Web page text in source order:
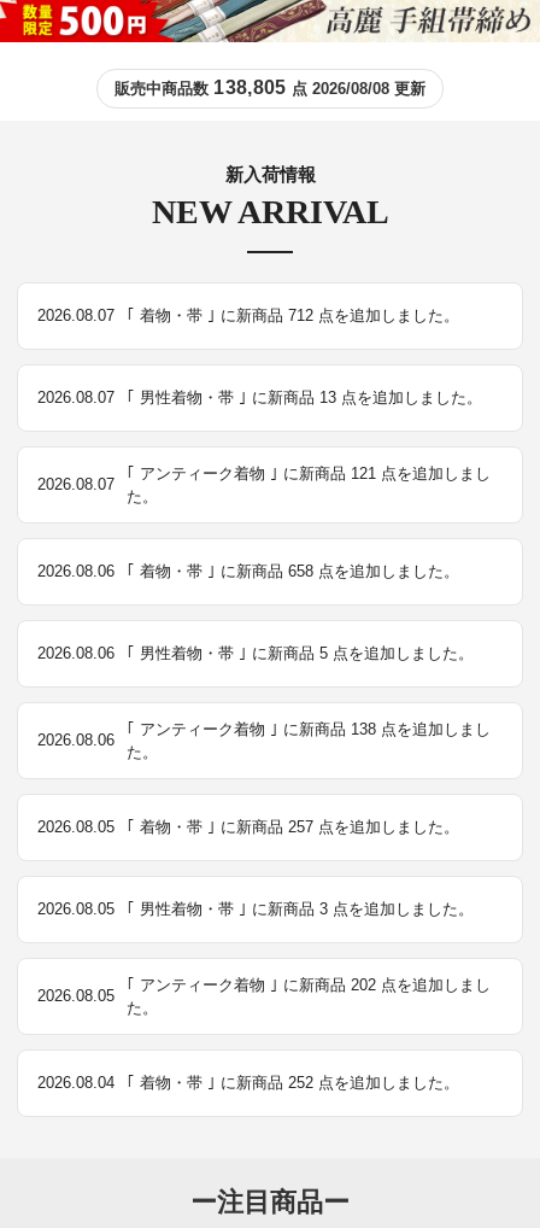
販売中商品数 138,805 点 2026/08/08 更新
NEW ARRIVAL
新入荷情報
2026.08.07 ｢ 着物・帯 ｣ に新商品 712 点を追加しました。
2026.08.07 ｢ 男性着物・帯 ｣ に新商品 13 点を追加しました。
2026.08.07
｢ アンティーク着物 ｣ に新商品 121 点を追加しまし
た。
2026.08.06 ｢ 着物・帯 ｣ に新商品 658 点を追加しました。
2026.08.06 ｢ 男性着物・帯 ｣ に新商品 5 点を追加しました。
2026.08.06
｢ アンティーク着物 ｣ に新商品 138 点を追加しまし
た。
2026.08.05 ｢ 着物・帯 ｣ に新商品 257 点を追加しました。
2026.08.05 ｢ 男性着物・帯 ｣ に新商品 3 点を追加しました。
2026.08.05
｢ アンティーク着物 ｣ に新商品 202 点を追加しまし
た。
2026.08.04 ｢ 着物・帯 ｣ に新商品 252 点を追加しました。
ー注目商品ー